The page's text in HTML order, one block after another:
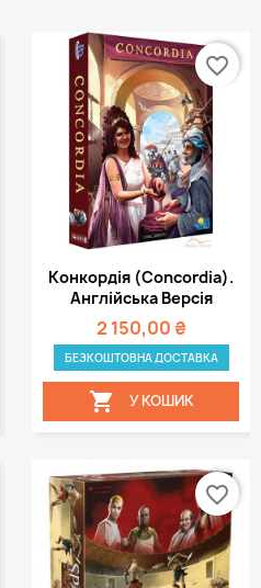
Конкордія (Concordia).
Англійська Версія
2 150,00 ₴
БЕЗКОШТОВНА ДОСТАВКА
 У КОШИК
favorite_border
favorite_border